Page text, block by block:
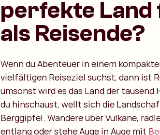
perfekte Land
als Reisende?
Wenn du Abenteuer in einem
vielfältigen Reiseziel suchst, dann ist
umsonst wird es das Land der tausend
du hinschaust, wellt sich die
Berggipfel. Wandere über Vulkane,
entlang oder stehe Auge in Auge mit